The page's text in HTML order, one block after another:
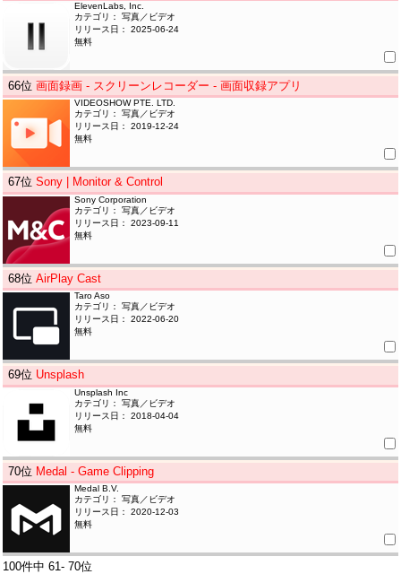
ElevenLabs, Inc.
カテゴリ： 写真／ビデオ
リリース日： 2025-06-24
無料
66位画面録画 - スクリーンレコーダー - 画面収録アプリ
VIDEOSHOW PTE. LTD.
カテゴリ： 写真／ビデオ
リリース日： 2019-12-24
無料
67位Sony | Monitor & Control
Sony Corporation
カテゴリ： 写真／ビデオ
リリース日： 2023-09-11
無料
68位AirPlay Cast
Taro Aso
カテゴリ： 写真／ビデオ
リリース日： 2022-06-20
無料
69位 Unsplash
Unsplash Inc
カテゴリ： 写真／ビデオ
リリース日： 2018-04-04
無料
70位 Medal - Game Clipping
Medal B.V.
カテゴリ： 写真／ビデオ
リリース日： 2020-12-03
無料
100件中 61- 70位